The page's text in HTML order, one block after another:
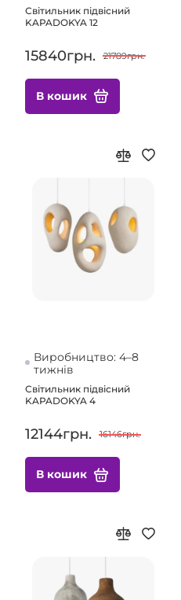
Світильник підвісний
KAPADOKYA 12
15840грн. 21789грн.
В кошик
Виробництво: 4–8
тижнів
Світильник підвісний
KAPADOKYA 4
12144грн. 16146грн.
В кошик